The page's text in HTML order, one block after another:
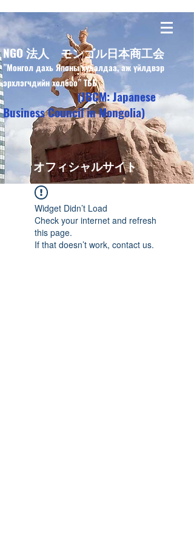
NGO 法人 モンゴル日本商工会
”Монгол дахь Японы худалдаа, аж үйлдвэр
эрхлэгчдийн холбоо” ТББ
(JBCM: Japanese
Business Council in Mongolia)
オフィシャルサイト
Widget Didn’t Load
Check your internet and refresh
this page.
If that doesn’t work, contact us.